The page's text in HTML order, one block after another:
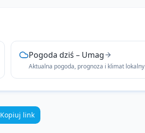
Pogoda dziś – Umag
Aktualna pogoda, prognoza i klimat lokalny
Kopiuj link